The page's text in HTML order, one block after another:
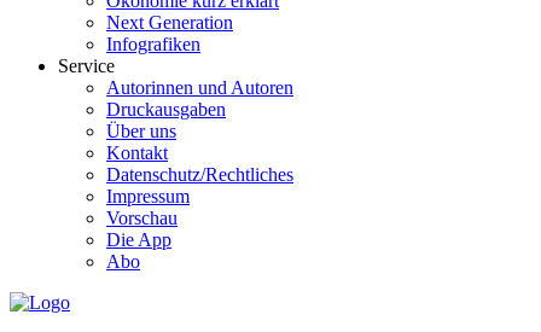
Next Generation
Infografiken
Service
Autorinnen und Autoren
Druckausgaben
Über uns
Kontakt
Datenschutz/Rechtliches
Impressum
Vorschau
Die App
Abo